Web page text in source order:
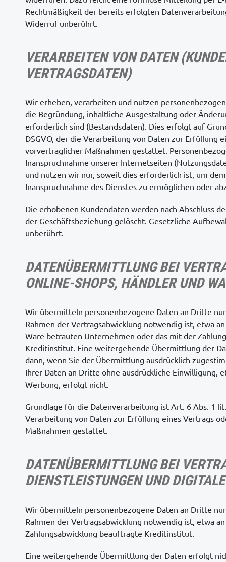
Rechtmäßigkeit der bereits erfolgten
Widerruf unberührt.
VERARBEITEN VON DATEN
VERTRAGSDATEN)
Wir erheben, verarbeiten und nutzen
die Begründung, inhaltliche Ausgestaltung oder
erforderlich sind (Bestandsdaten). Dies erfolgt auf
DSGVO, der die Verarbeitung von Daten zur Erfüllung
vorvertraglicher Maßnahmen gestattet.
Inanspruchnahme unserer Internetseiten
und nutzen wir nur, soweit dies erforderlich ist, um
Inanspruchnahme des Dienstes zu ermöglichen oder
Die erhobenen Kundendaten werden nach Abschluss
der Geschäftsbeziehung gelöscht. Gesetzliche
unberührt.
DATENÜBERMITTLUNG BEI
ONLINE-SHOPS, HÄNDLER UND
Wir übermitteln personenbezogene Daten an Dritte
Rahmen der Vertragsabwicklung notwendig ist, etwa
Ware betrauten Unternehmen oder das mit der
Kreditinstitut. Eine weitergehende Übermittlung der
dann, wenn Sie der Übermittlung ausdrücklich
Ihrer Daten an Dritte ohne ausdrückliche Einwilligung,
Werbung, erfolgt nicht.
Grundlage für die Datenverarbeitung ist Art. 6 Abs. 1
Verarbeitung von Daten zur Erfüllung eines Vertrags
Maßnahmen gestattet.
DATENÜBERMITTLUNG BEI
DIENSTLEISTUNGEN UND
Wir übermitteln personenbezogene Daten an Dritte
Rahmen der Vertragsabwicklung notwendig ist, etwa
Zahlungsabwicklung beauftragte Kreditinstitut.
Eine weitergehende Übermittlung der Daten erfolgt